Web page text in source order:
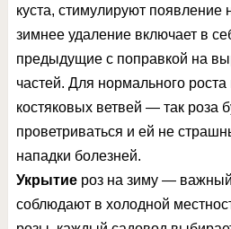
куста, стимулируют появление
зимнее удаление включает в
предыдущие с поправкой на
частей. Для нормального роста
костяковых ветвей — так роза
проветриваться и ей не
нападки болезней.
Укрытиероз на зиму —
соблюдают в холодной